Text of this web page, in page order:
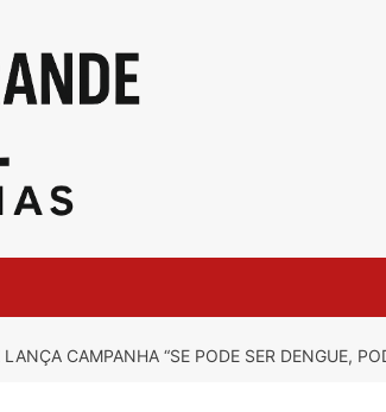
CAMPANHA “SE PODE SER DENGUE,